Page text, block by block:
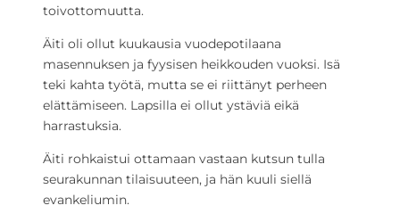
toivottomuutta.
Äiti oli ollut kuukausia vuodepotilaana
masennuksen ja fyysisen heikkouden vuoksi. Isä
teki kahta työtä, mutta se ei riittänyt perheen
elättämiseen. Lapsilla ei ollut ystäviä eikä
harrastuksia.
Äiti rohkaistui ottamaan vastaan kutsun tulla
seurakunnan tilaisuuteen, ja hän kuuli siellä
evankeliumin.